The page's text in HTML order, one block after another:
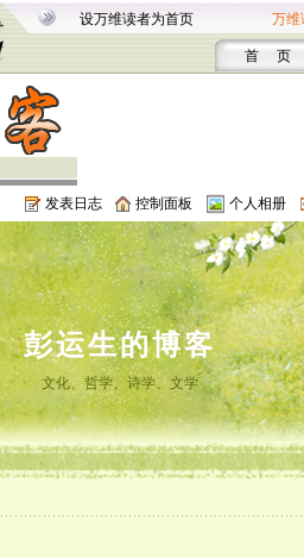
设万维读者为首页 万维
首 页
发表日志 控制面板 个人相册
彭运生的博客
文化、哲学、诗学、文学